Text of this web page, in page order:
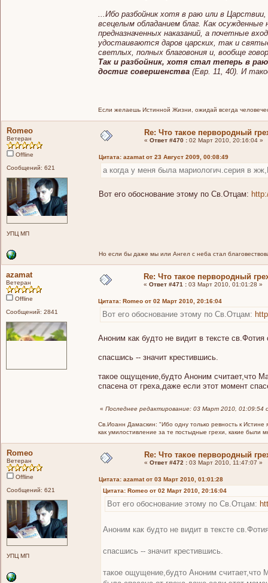
...Ибо разбойник хотя в раю или в
всецелым обладанием благ. Как
предназначенных наказаний, а почетные
удостаиваются даров царских, так и
светлых, полных благовония и, вообще
Так и разбойник, хотя стал теперь в
достиг совершенства (Евр. 11, 40). И
Если желаешь Истинной Жизни, ожидай всегда
Romeo
Ветеран
Offline
Сообщений: 621
УПЦ МП
Re: Что такое первородный
« Ответ #470 : 02 Март 2010, 20:16:04 »
Цитата: azamat от 23 Август 2009, 00:08:49
а когда у меня была мариологич.серия в
Вот его обоснование этому по Св.Отцам:
Но если бы даже мы или Ангел с неба стал
azamat
Ветеран
Offline
Сообщений: 2841
Re: Что такое первородный
« Ответ #471 : 03 Март 2010, 01:01:28 »
Цитата: Romeo от 02 Март 2010, 20:16:04
Вот его обоснование этому по Св.Отцам:
Аноним как будто не видит в тексте
спасшись -- значит крестившись.
такое ощущение,будто Аноним считает,что
спасена от греха,даже если этот момент
« Последнее редактирование: 03 Март 2010, 01:09:54
Св.Иоанн Дамаскин: "Ибо одну только ревность к
как умилостивление за те постыдные грехи, какие были
Romeo
Ветеран
Offline
Сообщений: 621
УПЦ МП
Re: Что такое первородный
« Ответ #472 : 03 Март 2010, 11:47:07 »
Цитата: azamat от 03 Март 2010, 01:01:28
Цитата: Romeo от 02 Март 2010, 20:16:04
Вот его обоснование этому по Св.Отцам:
Аноним как будто не видит в тексте
спасшись -- значит крестившись.
такое ощущение,будто Аноним считает,что